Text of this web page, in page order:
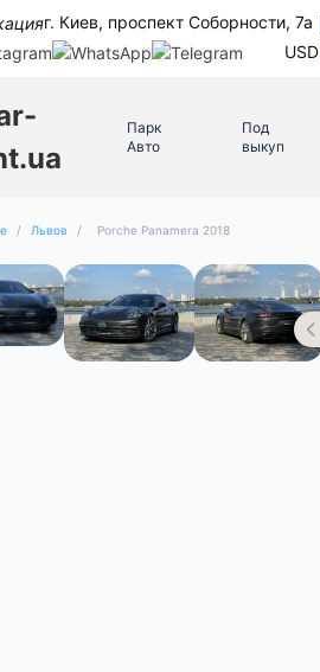
г. Киев, проспект Соборности, 7а
USD
Парк
Авто
Под
выкуп
/ Львов / Porche Panamera 2018